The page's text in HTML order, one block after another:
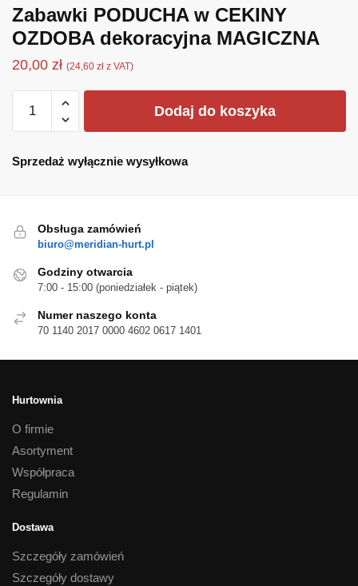
Zabawki PODUCHA w CEKINY
OZDOBA dekoracyjna MAGICZNA
20,00 zł (24,60 zł z VAT)
Zabawki
w
MAGICZNA
Dodaj do koszyka
Sprzedaż wyłącznie wysyłkowa
Obsługa zamówień
biuro@meridian-hurt.pl
Godziny otwarcia
7:00 - 15:00 (poniedziałek - piątek)
Numer naszego konta
70 1140 2017 0000 4602 0617 1401
Hurtownia
O firmie
Asortyment
Współpraca
Regulamin
Dostawa
Szczegóły zamówień
Szczegóły dostawy